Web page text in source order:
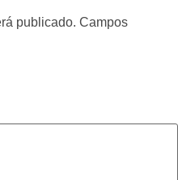
publicado. Campos